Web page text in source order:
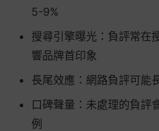
5-9%
搜尋引擎曝光：負評常在
響品牌首印象
長尾效應：網路負評可能
口碑聲量：未處理的負評
例